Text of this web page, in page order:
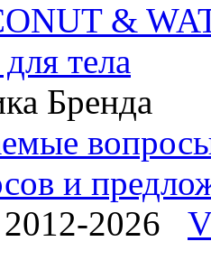
&
тела
Бренда
и
2026